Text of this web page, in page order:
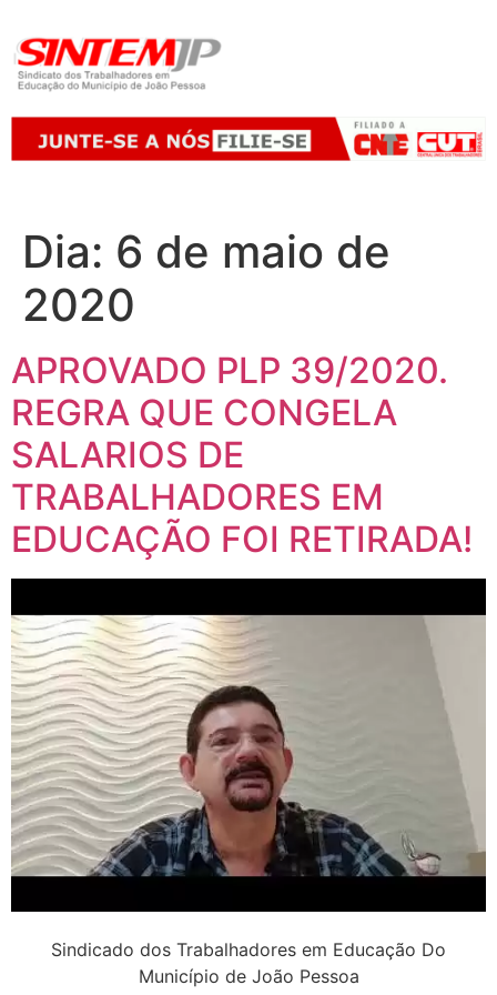
Dia: 6 de maio de
2020
APROVADO PLP 39/2020.
REGRA QUE CONGELA
SALARIOS DE
TRABALHADORES EM
EDUCAÇÃO FOI RETIRADA!
Sindicado dos Trabalhadores em Educação Do
Município de João Pessoa